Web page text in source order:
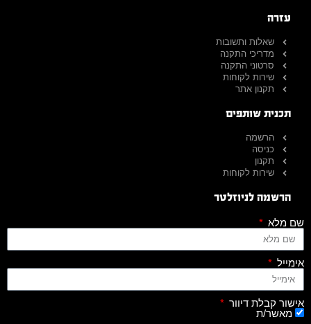
עזרה
שאלות ותשובות
מדריכי התקנה
סרטוני התקנה
שירות לקוחות
תקנון אתר
תכנית שותפים
הרשמה
כניסה
תקנון
שירות לקוחות
הרשמה לניוזלטר
שם מלא
אימייל
אישור קבלת דיוור
מאשר/ת